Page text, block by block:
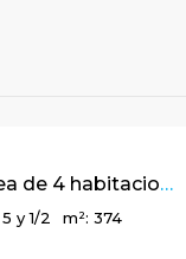
Linda casa contemporánea de 4 habitaciones en Arboretto. La tranquilidad que tu familia merece.
y 1/2
m²: 374